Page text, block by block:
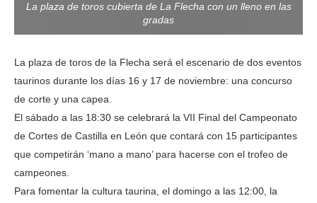
La plaza de toros cubierta de La Flecha con un lleno en las
gradas
La plaza de toros de la Flecha será el escenario de dos eventos
taurinos durante los días 16 y 17 de noviembre: una concurso
de corte y una capea.
El sábado a las 18:30 se celebrará la VII Final del Campeonato
de Cortes de Castilla en León que contará con 15 participantes
que competirán ‘mano a mano’ para hacerse con el trofeo de
campeones.
Para fomentar la cultura taurina, el domingo a las 12:00, la